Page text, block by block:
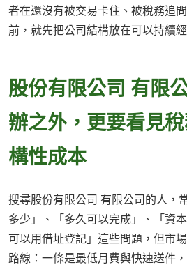
者在還沒有被交易卡住、被稅務追
前，就先把公司結構放在可以持續
股份有限公司 有限
辦之外，更要看見
構性成本
搜尋股份有限公司 有限公司的人，
多少」、「多久可以完成」、「資
可以用借址登記」這些問題，但市
路線：一條是最低月費與快速送件